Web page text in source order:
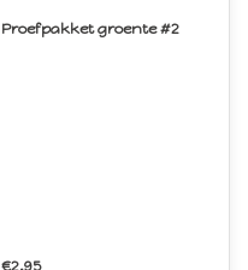
Proefpakket groente #2
€2,95